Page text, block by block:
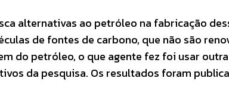
alternativas ao petróleo na fabricação
de fontes de carbono, que não são
do petróleo, o que agente fez foi usar
da pesquisa. Os resultados foram